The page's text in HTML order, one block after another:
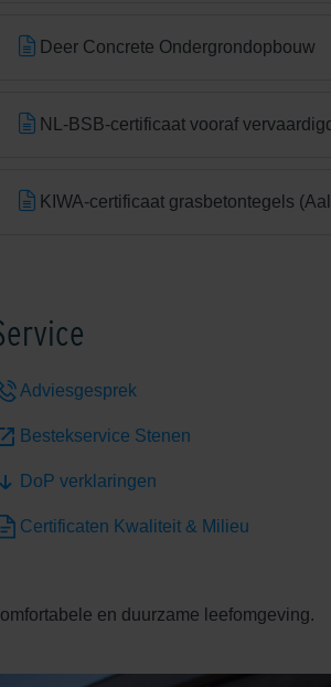
Deer Concrete Ondergrondopbouw
NL-BSB-certificaat vooraf
KIWA-certificaat grasbetontegels
Adviesgesprek
Bestekservice Stenen
DoP verklaringen
Certificaten Kwaliteit & Milieu
en duurzame leefomgeving.